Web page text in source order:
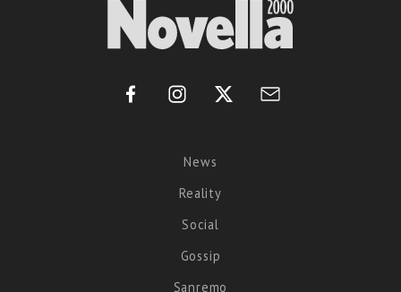
News
Reality
Social
Gossip
Sanremo